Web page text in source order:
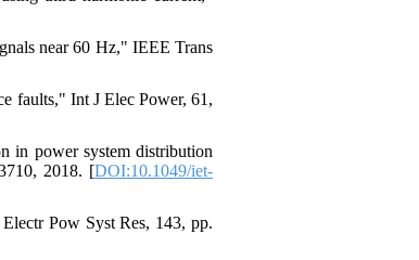
near 60 Hz," IEEE Trans
faults," Int J Elec Power, 61,
in power system distribution
2018. [DOI:10.1049/iet-
Pow Syst Res, 143, pp.